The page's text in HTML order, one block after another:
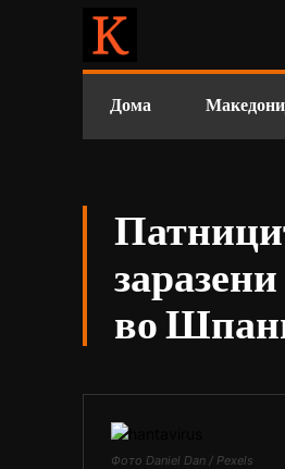
Дома
во
Фото Daniel Dan / Pexels